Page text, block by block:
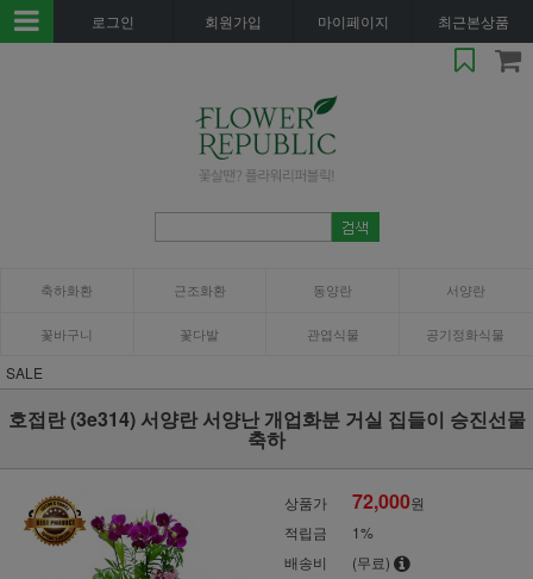
로그인 회원가입 마이페이지 최근본상품
축하화환 근조화환 동양란 서양란
꽃바구니 꽃다발 관엽식물 공기정화식물
SALE
호접란 (3e314) 서양란 서양난 개업화분 거실 집들이 승진선물
축하
상품가 72,000원
적립금
1%
배송비
(무료)